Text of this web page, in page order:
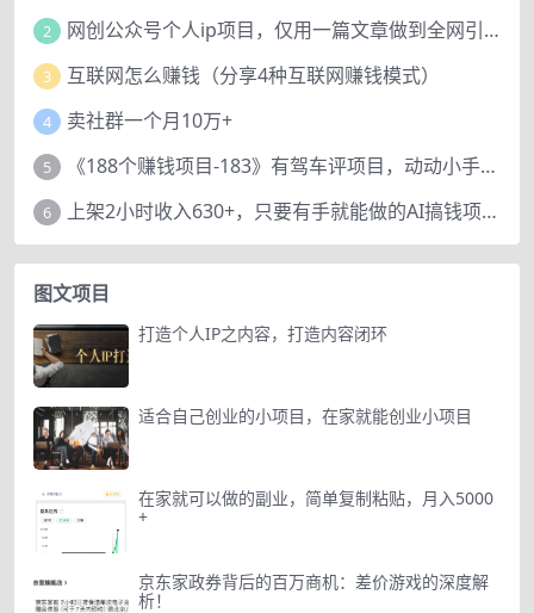
2 网创公众号个人ip项目，仅用一篇文章做到全网引流！
3 互联网怎么赚钱（分享4种互联网赚钱模式）
4 卖社群一个月10万+
5 《188个赚钱项目-183》有驾车评项目，动动小手，复制粘贴赚44元！
6 上架2小时收入630+，只要有手就能做的AI搞钱项目，奶奶看完都能学会!
图文项目
打造个人IP之内容，打造内容闭环
适合自己创业的小项目，在家就能创业小项目
在家就可以做的副业，简单复制粘贴，月入5000
+
京东家政券背后的百万商机：差价游戏的深度解
析！